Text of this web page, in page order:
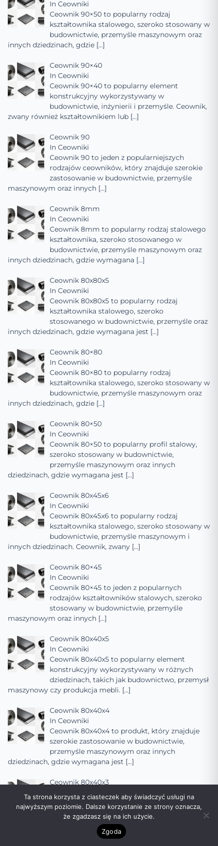
In Ceowniki
Ceownik 90×50 to popularny rodzaj
kształtownika stalowego, szeroko stosowany w
budownictwie, przemyśle maszynowym oraz
innych dziedzinach, gdzie […]
Ceownik 90×40
In Ceowniki
Ceownik 90×40 to popularny element
konstrukcyjny wykorzystywany w
budownictwie, inżynierii i przemyśle. Ceownik,
zwany również kształtownikiem lub […]
Ceownik 90
In Ceowniki
Ceownik 90 to jeden z popularniejszych
rodzajów ceowników, który znajduje szerokie
zastosowanie w budownictwie, przemyśle
maszynowym oraz innych […]
Ceownik 8mm
In Ceowniki
Ceownik 8mm to popularny rodzaj stalowego
kształtownika, szeroko stosowanego w
budownictwie, przemyśle maszynowym oraz
innych dziedzinach, gdzie wymagana […]
Ceownik 80x80x5
In Ceowniki
Ceownik 80x80x5 to popularny rodzaj
kształtownika stalowego, szeroko
stosowanego w budownictwie, przemyśle oraz
innych dziedzinach, gdzie wymagana jest […]
Ceownik 80×80
In Ceowniki
Ceownik 80×80 to popularny rodzaj
kształtownika stalowego, szeroko stosowany w
budownictwie, przemyśle maszynowym oraz
innych dziedzinach, gdzie […]
Ceownik 80×50
In Ceowniki
Ceownik 80×50 to popularny profil stalowy,
szeroko stosowany w budownictwie,
przemyśle maszynowym oraz innych
dziedzinach, gdzie wymagana jest […]
Ceownik 80x45x6
In Ceowniki
Ceownik 80x45x6 to popularny rodzaj
kształtownika stalowego, szeroko stosowany w
budownictwie, przemyśle maszynowym i
innych dziedzinach. Ceownik, zwany […]
Ceownik 80×45
In Ceowniki
Ceownik 80×45 to jeden z popularnych
rodzajów kształtowników stalowych, szeroko
stosowany w budownictwie, przemyśle
maszynowym oraz innych […]
Ceownik 80x40x5
In Ceowniki
Ceownik 80x40x5 to popularny element
konstrukcyjny wykorzystywany w różnych
dziedzinach, takich jak budownictwo, przemysł
maszynowy czy produkcja mebli. […]
Ceownik 80x40x4
In Ceowniki
Ceownik 80x40x4 to produkt, który znajduje
szerokie zastosowanie w budownictwie,
przemyśle maszynowym oraz innych
dziedzinach, gdzie wymagana jest […]
Ceownik 80x40x3
In
Ceownik 80x40x3 to popularny rodzaj
kształtownika stalowego, szeroko stosowany w
budownictwie, przemyśle maszynowym oraz
[…]
Ta strona korzysta z ciasteczek aby świadczyć usługi na
najwyższym poziomie. Dalsze korzystanie ze strony oznacza,
że zgadzasz się na ich użycie.
Zgoda